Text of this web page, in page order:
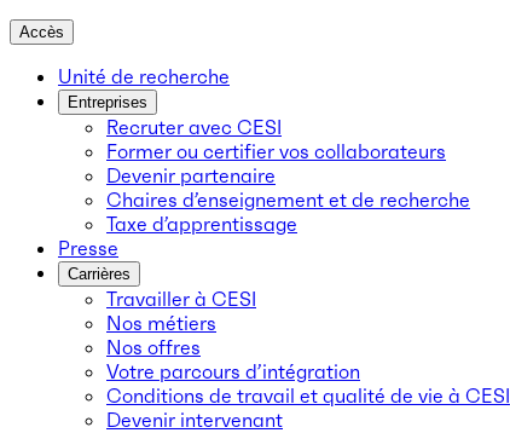
Accès
Unité de recherche
Entreprises
Recruter avec CESI
Former ou certifier vos collaborateurs
Devenir partenaire
Chaires d’enseignement et de recherche
Taxe d’apprentissage
Presse
Carrières
Travailler à CESI
Nos métiers
Nos offres
Votre parcours d’intégration
Conditions de travail et qualité de vie à CESI
Devenir intervenant